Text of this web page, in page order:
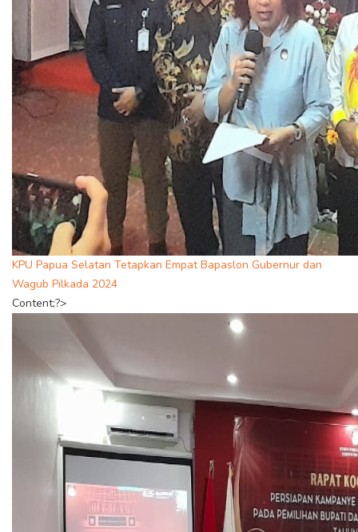
KPU Papua Selatan Tetapkan Empat Bapaslon Gubernur dan
Wagub Pilkada 2024
Content;?>